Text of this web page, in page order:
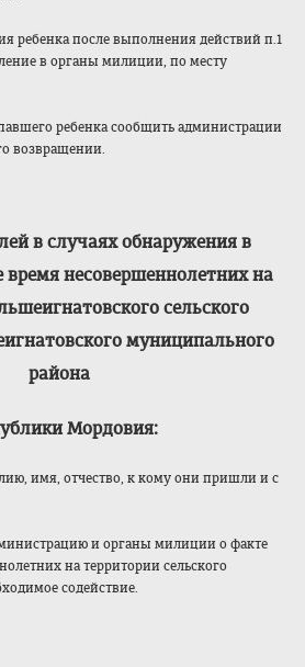
ребенка после выполнения действий п.1
в органы милиции, по месту
ребенка сообщить администрации
возвращении.
в случаях обнаружения в
время несовершеннолетних на
го сельского
го муниципального
района
Мордовия:
имя, отчество, к кому они пришли и с
и органы милиции о факте
их на территории сельского
содействие.